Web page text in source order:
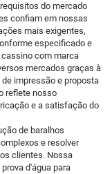
do mercado
confiam em nossas
mais exigentes,
especificado e
com marca
mercados graças à
impressão e proposta
reflete nosso
e a satisfação do
de baralhos
e resolver
clientes. Nossa
d'água para